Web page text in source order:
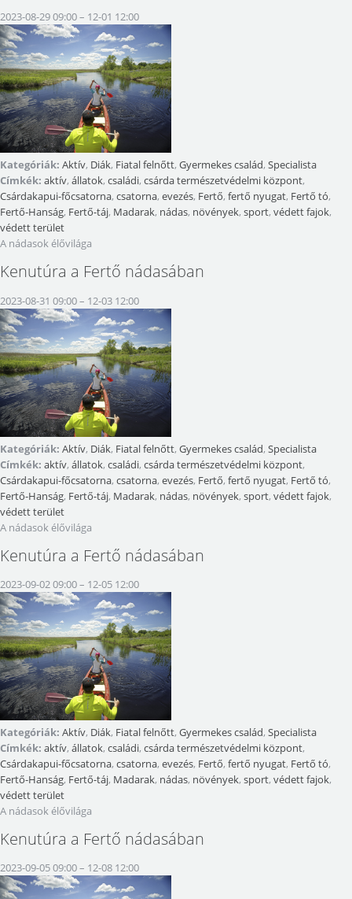
2023-08-29 09:00– 12-01 12:00
Kategóriák: Aktív, Diák, Fiatal felnőtt, Gyermekes család, Specialista
Címkék: aktív, állatok, családi, csárda természetvédelmi központ,
Csárdakapui-főcsatorna, csatorna, evezés, Fertő, fertő nyugat, Fertő tó,
Fertő-Hanság, Fertő-táj, Madarak, nádas, növények, sport, védett fajok,
védett terület
A nádasok élővilága
Kenutúra a Fertő nádasában
2023-08-31 09:00– 12-03 12:00
Kategóriák: Aktív, Diák, Fiatal felnőtt, Gyermekes család, Specialista
Címkék: aktív, állatok, családi, csárda természetvédelmi központ,
Csárdakapui-főcsatorna, csatorna, evezés, Fertő, fertő nyugat, Fertő tó,
Fertő-Hanság, Fertő-táj, Madarak, nádas, növények, sport, védett fajok,
védett terület
A nádasok élővilága
Kenutúra a Fertő nádasában
2023-09-02 09:00– 12-05 12:00
Kategóriák: Aktív, Diák, Fiatal felnőtt, Gyermekes család, Specialista
Címkék: aktív, állatok, családi, csárda természetvédelmi központ,
Csárdakapui-főcsatorna, csatorna, evezés, Fertő, fertő nyugat, Fertő tó,
Fertő-Hanság, Fertő-táj, Madarak, nádas, növények, sport, védett fajok,
védett terület
A nádasok élővilága
Kenutúra a Fertő nádasában
2023-09-05 09:00– 12-08 12:00